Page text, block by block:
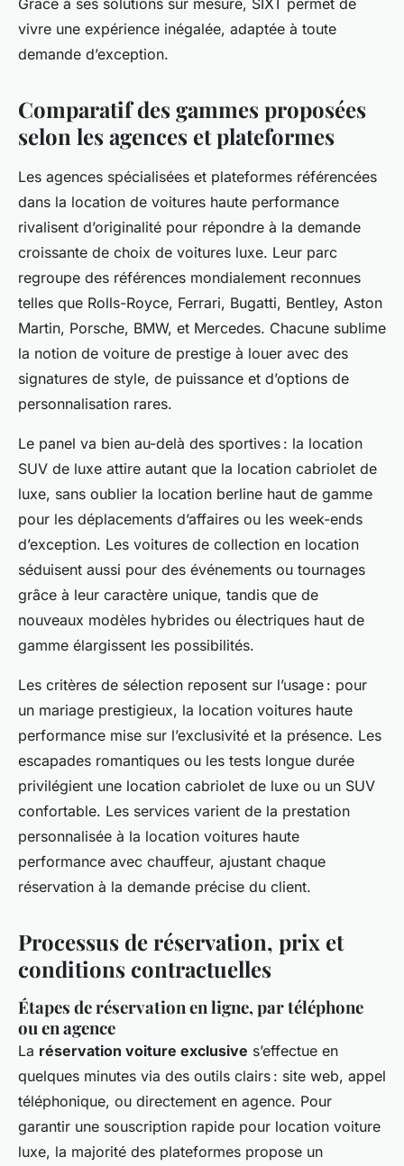
vivre une expérience inégalée, adaptée à toute
demande d’exception.
Comparatif des gammes proposées
selon les agences et plateformes
Les agences spécialisées et plateformes référencées
dans la location de voitures haute performance
rivalisent d’originalité pour répondre à la demande
croissante de choix de voitures luxe. Leur parc
regroupe des références mondialement reconnues
telles que Rolls-Royce, Ferrari, Bugatti, Bentley, Aston
Martin, Porsche, BMW, et Mercedes. Chacune sublime
la notion de voiture de prestige à louer avec des
signatures de style, de puissance et d’options de
personnalisation rares.
Le panel va bien au-delà des sportives : la location
SUV de luxe attire autant que la location cabriolet de
luxe, sans oublier la location berline haut de gamme
pour les déplacements d’affaires ou les week-ends
d’exception. Les voitures de collection en location
séduisent aussi pour des événements ou tournages
grâce à leur caractère unique, tandis que de
nouveaux modèles hybrides ou électriques haut de
gamme élargissent les possibilités.
Les critères de sélection reposent sur l’usage : pour
un mariage prestigieux, la location voitures haute
performance mise sur l’exclusivité et la présence. Les
escapades romantiques ou les tests longue durée
privilégient une location cabriolet de luxe ou un SUV
confortable. Les services varient de la prestation
personnalisée à la location voitures haute
performance avec chauffeur, ajustant chaque
réservation à la demande précise du client.
Processus de réservation, prix et
conditions contractuelles
Étapes de réservation en ligne, par téléphone
ou en agence
La réservation voiture exclusive s’effectue en
quelques minutes via des outils clairs : site web, appel
téléphonique, ou directement en agence. Pour
garantir une souscription rapide pour location voiture
luxe, la majorité des plateformes propose un